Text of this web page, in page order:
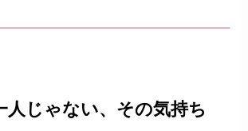
人じゃない、その気持ち